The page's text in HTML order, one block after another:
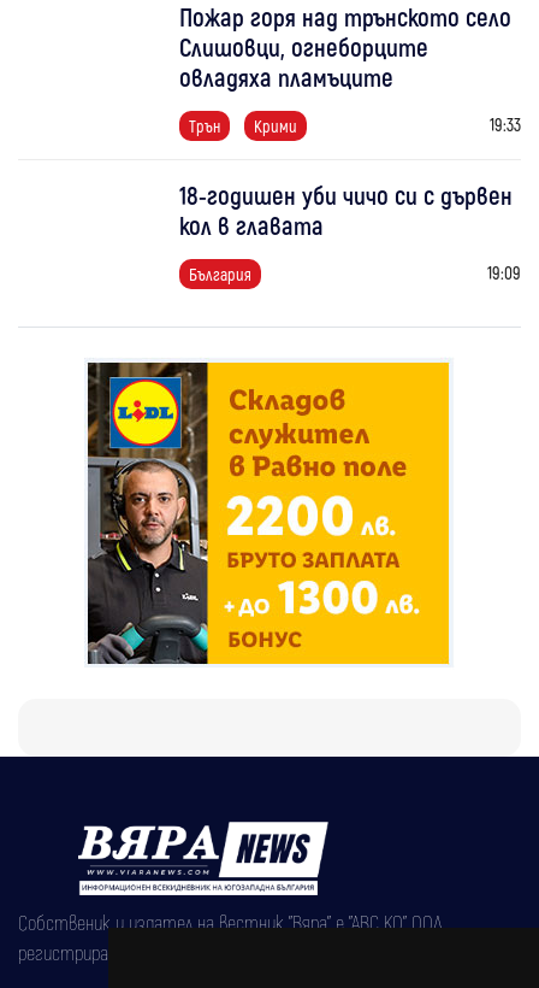
Пожар горя над трънското село
Слишовци, огнеборците
овладяха пламъците
Трън Крими 19:33
18-годишен уби чичо си с дървен
кол в главата
България 19:09
Собственик и издател на вестник "Вяра" е "АВС КО" ООД,
регистрирана на 08.05.2002 година.